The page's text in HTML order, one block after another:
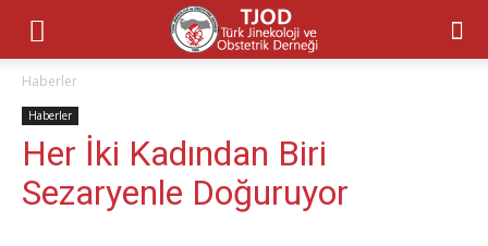
Haberler
Haberler
Her İki Kadından Biri
Sezaryenle Doğuruyor